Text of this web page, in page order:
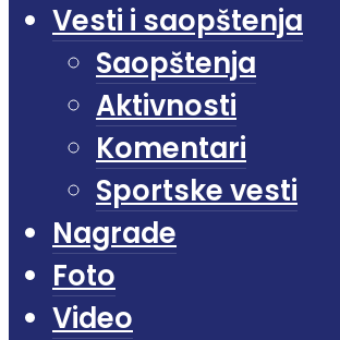
Vesti i saopštenja
Saopštenja
Aktivnosti
Komentari
Sportske vesti
Nagrade
Foto
Video